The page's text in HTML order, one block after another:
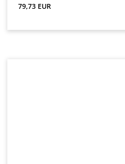
Звичайна ціна:
79,73 EUR